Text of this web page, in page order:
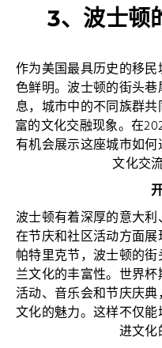
3、波士顿
作为美国最具历史的移
色鲜明。波士顿的街头
息，城市中的不同族群
富的文化交融现象。在
有机会展示这座城市如
文化交
波士顿有着深厚的意大
在节庆和社区活动方面
帕特里克节，波士顿的
兰文化的丰富性。世界
活动、音乐会和节庆庆
文化的魅力。这样不仅
进文化